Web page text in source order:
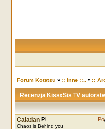
Forum Kotatsu » :: Inne ::..» ::
Recenzja KissxSis TV
Caladan
Chaos is Behind you